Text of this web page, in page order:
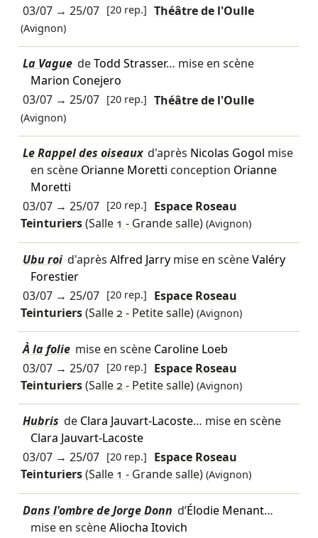
03/07→ 25/07 [20 rep.] Théâtre de l'Oulle
(Avignon)
La Vague deTodd Strasser… mise en scène
Marion Conejero
03/07→ 25/07 [20 rep.] Théâtre de l'Oulle
(Avignon)
Le Rappel des oiseaux d'après Nicolas Gogol mise
en scène Orianne Moretti conception Orianne
Moretti
03/07→ 25/07 [20 rep.]
Espace Roseau
Teinturiers(Salle 1 - Grande salle) (Avignon)
Ubu roi d'après Alfred Jarrymise en scèneValéry
Forestier
03/07→ 25/07 [20 rep.]
Espace Roseau
Teinturiers(Salle 2 - Petite salle) (Avignon)
À la folie mise en scène Caroline Loeb
03/07→ 25/07 [20 rep.]
Espace Roseau
Teinturiers(Salle 2 - Petite salle) (Avignon)
Hubris de Clara Jauvart-Lacoste… mise en scène
Clara Jauvart-Lacoste
03/07→ 25/07 [20 rep.]
Espace Roseau
Teinturiers(Salle 1 - Grande salle) (Avignon)
Dans l'ombre de Jorge Donn d’Élodie Menant…
mise en scèneAliocha Itovich